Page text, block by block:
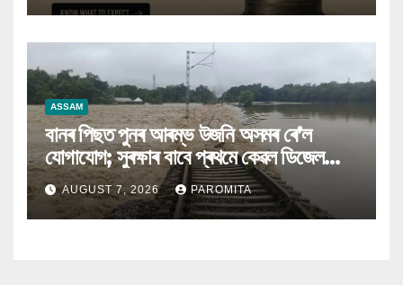
ASSAM
বানৰ পিছত পুনৰ আৰম্ভ উজনি অসমৰ ৰে’ল
যোগাযোগ; সুৰক্ষাৰ বাবে প্ৰথমে কেৱল ডিজেল
ইঞ্জিনেৰে চলিব ৰে’ল
AUGUST 7, 2026 PAROMITA